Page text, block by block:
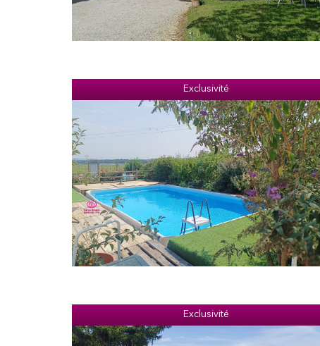
Exclusivité
Exclusivité